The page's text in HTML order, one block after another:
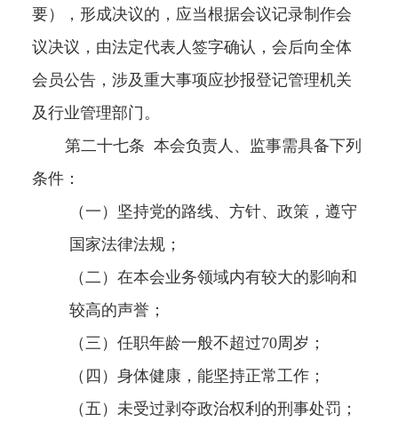
要），形成决议的，应当根据会议记录制作会
议决议，由法定代表人签字确认，会后向全体
会员公告，涉及重大事项应抄报登记管理机关
及行业管理部门。
第二十七条 本会负责人、监事需具备下列
条件：
（一）坚持党的路线、方针、政策，遵守
国家法律法规；
（二）在本会业务领域内有较大的影响和
较高的声誉；
（三）任职年龄一般不超过70周岁；
（四）身体健康，能坚持正常工作；
（五）未受过剥夺政治权利的刑事处罚；